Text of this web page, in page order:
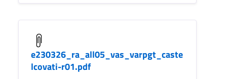
e230326_ra_all05_vas_varpgt_caste
lcovati-r01.pdf